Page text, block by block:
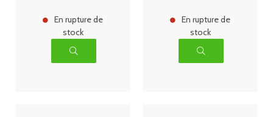
En rupture de
stock
En rupture de
stock